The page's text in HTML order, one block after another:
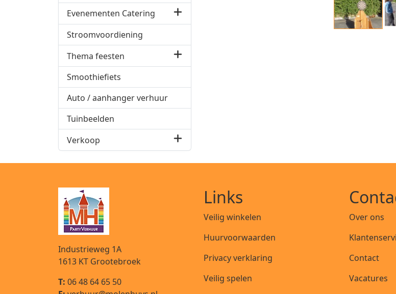
Evenementen Catering
Stroomvoordiening
Thema feesten
Smoothiefiets
Auto / aanhanger verhuur
Tuinbeelden
Verkoop
Industrieweg 1A
1613 KT Grootebroek
T: 06 48 64 65 50
Links
Veilig winkelen
Huurvoorwaarden
Privacy verklaring
Veilig spelen
Over ons
Contact
Vacatures